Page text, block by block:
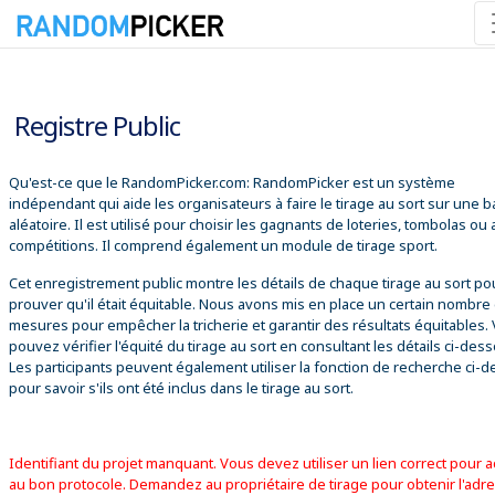
Registre Public
Qu'est-ce que le RandomPicker.com: RandomPicker est un système
indépendant qui aide les organisateurs à faire le tirage au sort sur une
aléatoire. Il est utilisé pour choisir les gagnants de loteries, tombolas ou
compétitions. Il comprend également un module de tirage sport.
Cet enregistrement public montre les détails de chaque tirage au sort
prouver qu'il était équitable. Nous avons mis en place un certain nombre
mesures pour empêcher la tricherie et garantir des résultats équitables.
pouvez vérifier l'équité du tirage au sort en consultant les détails ci-
Les participants peuvent également utiliser la fonction de recherche ci-
pour savoir s'ils ont été inclus dans le tirage au sort.
Identifiant du projet manquant. Vous devez utiliser un lien correct pour
au bon protocole. Demandez au propriétaire de tirage pour obtenir